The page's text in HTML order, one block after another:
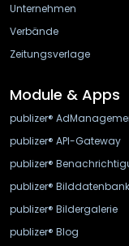
Unternehmen
Verbände
Zeitungsverlage
Module & Apps
publizer®
publizer® API-Gateway
publizer®
publizer® Bilddatenbank
publizer® Bildergalerie
publizer® Blog